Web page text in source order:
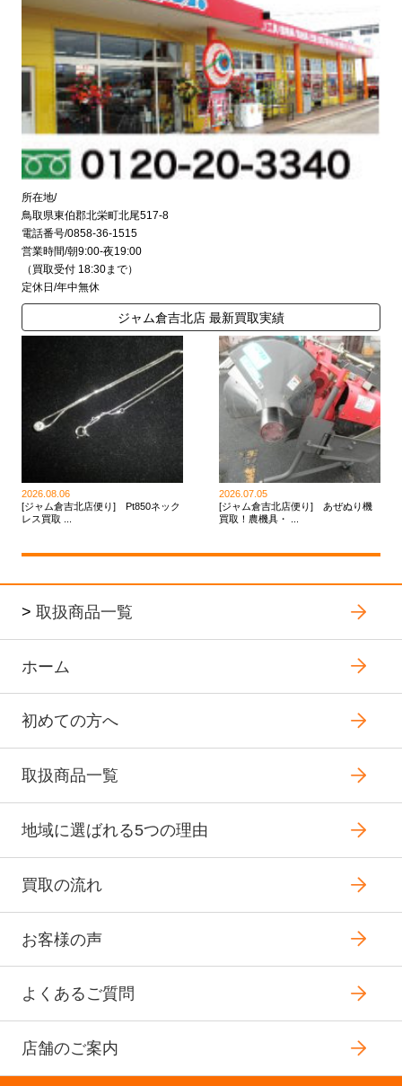
所在地/
鳥取県東伯郡北栄町北尾517-8
電話番号/0858-36-1515
営業時間/朝9:00-夜19:00
（買取受付 18:30まで）
定休日/年中無休
ジャム倉吉北店 最新買取実績
2026.08.06
[ジャム倉吉北店便り] Pt850ネック
レス買取 ...
2026.07.05
[ジャム倉吉北店便り] あぜぬり機
買取！農機具・ ...
> 取扱商品一覧
ホーム
初めての方へ
取扱商品一覧
地域に選ばれる5つの理由
買取の流れ
お客様の声
よくあるご質問
店舗のご案内